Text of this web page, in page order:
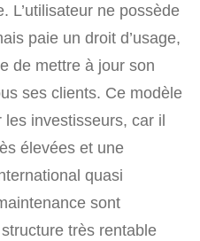
L’utilisateur ne possède
paie un droit d’usage,
de mettre à jour son
ses clients. Ce modèle
investisseurs, car il
élevées et une
quasi
sont
très rentable